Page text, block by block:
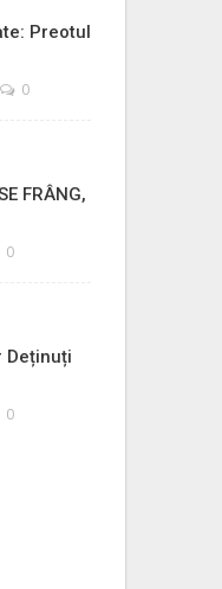
Preotul
0
FRÂNG,
0
Deținuți
0